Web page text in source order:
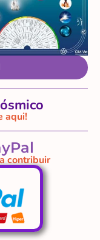
aqui!
contribuir